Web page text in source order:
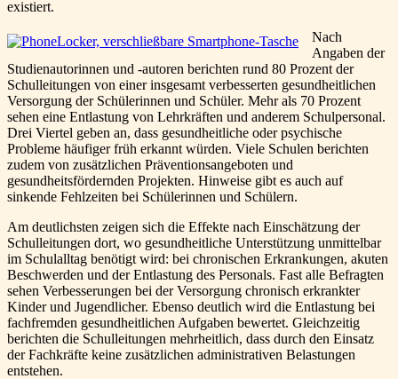
existiert.
Nach
Angaben der
Studienautorinnen und -autoren berichten rund 80 Prozent der
Schulleitungen von einer insgesamt verbesserten gesundheitlichen
Versorgung der Schülerinnen und Schüler. Mehr als 70 Prozent
sehen eine Entlastung von Lehrkräften und anderem Schulpersonal.
Drei Viertel geben an, dass gesundheitliche oder psychische
Probleme häufiger früh erkannt würden. Viele Schulen berichten
zudem von zusätzlichen Präventionsangeboten und
gesundheitsfördernden Projekten. Hinweise gibt es auch auf
sinkende Fehlzeiten bei Schülerinnen und Schülern.
Am deutlichsten zeigen sich die Effekte nach Einschätzung der
Schulleitungen dort, wo gesundheitliche Unterstützung unmittelbar
im Schulalltag benötigt wird: bei chronischen Erkrankungen, akuten
Beschwerden und der Entlastung des Personals. Fast alle Befragten
sehen Verbesserungen bei der Versorgung chronisch erkrankter
Kinder und Jugendlicher. Ebenso deutlich wird die Entlastung bei
fachfremden gesundheitlichen Aufgaben bewertet. Gleichzeitig
berichten die Schulleitungen mehrheitlich, dass durch den Einsatz
der Fachkräfte keine zusätzlichen administrativen Belastungen
entstehen.